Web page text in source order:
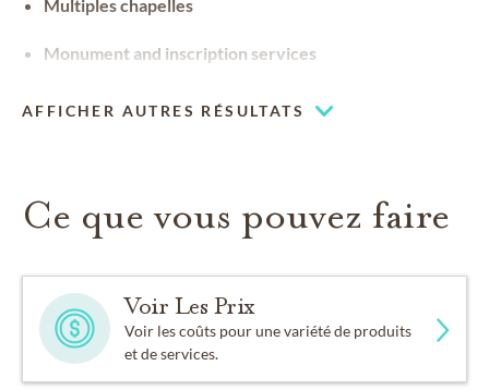
Multiples chapelles
Monument and inscription services
AFFICHER AUTRES RÉSULTATS
Ce que vous pouvez faire
Voir Les Prix
Voir les coûts pour une variété de produits
et de services.